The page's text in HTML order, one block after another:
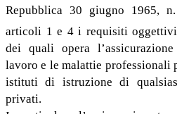
Repubblica 30 giugno 1965,
articoli 1 e 4 i requisiti
dei quali opera
lavoro e le malattie professionali
istituti di istruzione di
privati.